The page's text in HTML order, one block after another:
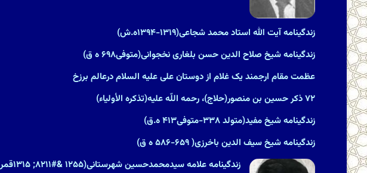
زندگینامه آیت الله استاد محمد شجاعی(۱۳۱۹-۱۳۹۴ه.ش)
زندگینامه شیخ صلاح الدین حسن بلغاری نخجوانی(متوفی۶۹۸ ه ق)
عظمت مقام ارجمند یک غلام از دوستان على علیه السلام درعالم برزخ
۷۲ ذکر حسین بن منصور(حلاج)، رحمه اللّه علیه‏(تذکره الأولیاء)
زندگینامه شیخ مفید(متولد ۳۳۸-متوفى‏۴۱۳ ه.ق)
زندگینامه شیخ سیف الدین باخرزی( ۶۵۹-۵۸۶ ه ق)
زندگینامه علامه سیدمحمدحسین شهرستانی(۱۲۵۵ &#۸۲۱۱; ۱۳۱۵قمری)